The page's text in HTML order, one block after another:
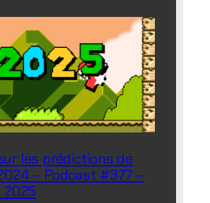
les prédictions de
– Podcast #377 –
2025